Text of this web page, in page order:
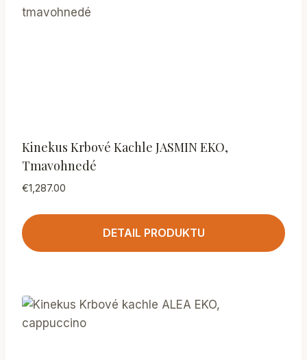
Kinekus Krbové Kachle JASMIN EKO,
Tmavohnedé
€1,287.00
DETAIL PRODUKTU